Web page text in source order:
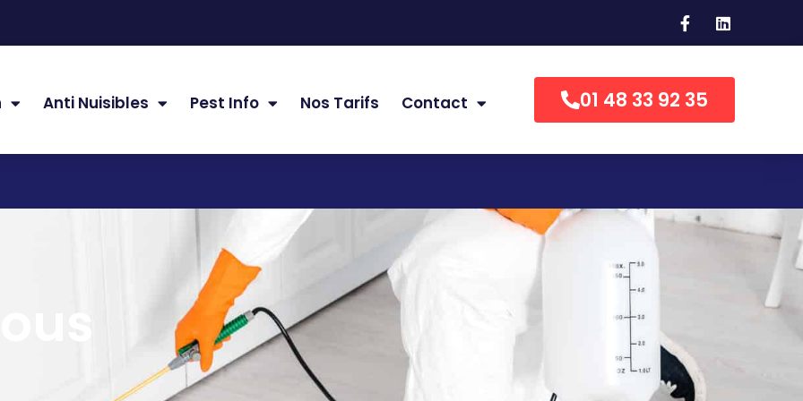
Anti Nuisibles Pest Info Nos Tarifs Contact 01 48 33 92 35